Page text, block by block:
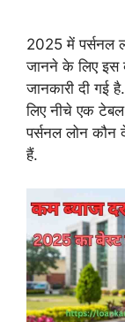
2025 में पर्सनल
जानने के लिए इस
जानकारी दी गई
लिए नीचे एक
पर्सनल लोन कौन
हैं.